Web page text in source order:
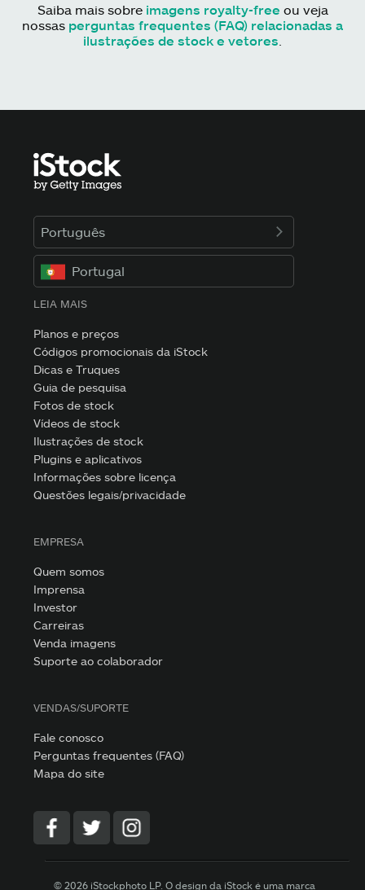
Saiba mais sobre imagens royalty-free ou veja
nossas perguntas frequentes (FAQ) relacionadas a
ilustrações de stock e vetores
Português
Portugal
LEIA MAIS
Planos e preços
Códigos promocionais da iStock
Dicas e Truques
Guia de pesquisa
Fotos de stock
Vídeos de stock
Ilustrações de stock
Plugins e aplicativos
Informações sobre licença
Questões legais/privacidade
EMPRESA
Quem somos
Imprensa
Investor
Carreiras
Venda imagens
Suporte ao colaborador
VENDAS/SUPORTE
Fale conosco
Perguntas frequentes (FAQ)
Mapa do site
© 2026 iStockphoto LP. O design da iStock é uma marca